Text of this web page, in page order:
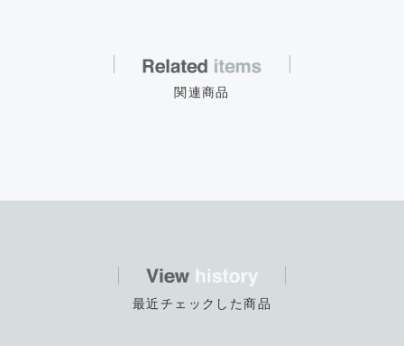
関連商品
最近チェックした商品